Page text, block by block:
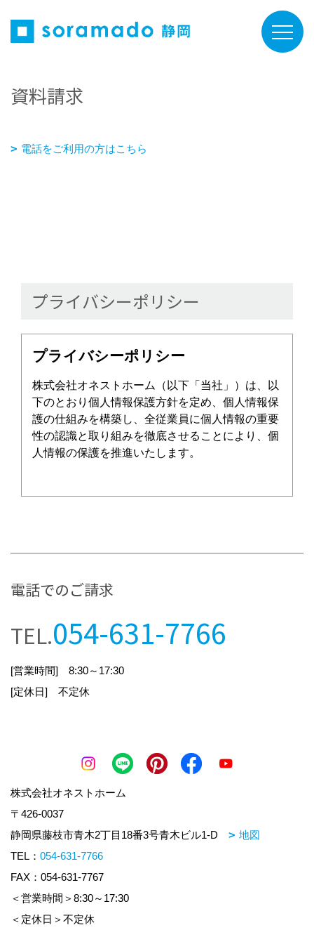
資料請求
電話をご利用の方はこちら
プライバシーポリシー
プライバシーポリシー
株式会社オネストホーム（以下「当社」）は、以
下のとおり個人情報保護方針を定め、個人情報保
護の仕組みを構築し、全従業員に個人情報の重要
性の認識と取り組みを徹底させることにより、個
人情報の保護を推進いたします。
態に保ち、個人情報への不正アクセス・紛失・破
ティシステムの維持・管理体制の整備・社員教育
個人情報の厳重な管理を行います。
個人情報の利用目的
個人情報の第三者への開示・提供の禁止
切に管理し、次のいずれかに該当する場合を除
き、個人情報を第三者に開示いたしません。
・お客さまが希望されるサービスを行うために当
電話でのご請求
TEL.054-631-7766
[営業時間] 8:30～17:30
[定休日] 不定休
株式会社オネストホーム
〒426-0037
静岡県藤枝市青木2丁目18番3号青木ビル1-D
地図
TEL： 054-631-7766
FAX：054-631-7767
＜営業時間＞8:30～17:30
＜定休日＞不定休